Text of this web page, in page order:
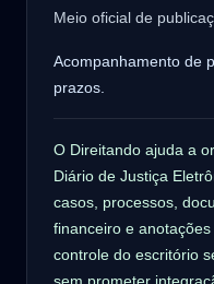
Meio oficial de
Acompanhamento de
prazos.
O Direitando ajuda a
Diário de Justiça
casos, processos,
financeiro e
controle do escritório